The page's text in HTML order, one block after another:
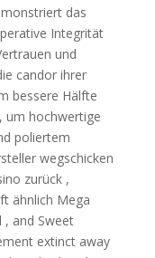
das
Integrität
und
candor ihrer
bessere Hälfte
um hochwertige
poliertem
wegschicken
zurück ,
ähnlich Mega
and Sweet
extinct away